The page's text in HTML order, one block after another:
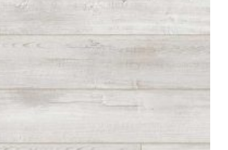
DODAJ U KOŠARICU